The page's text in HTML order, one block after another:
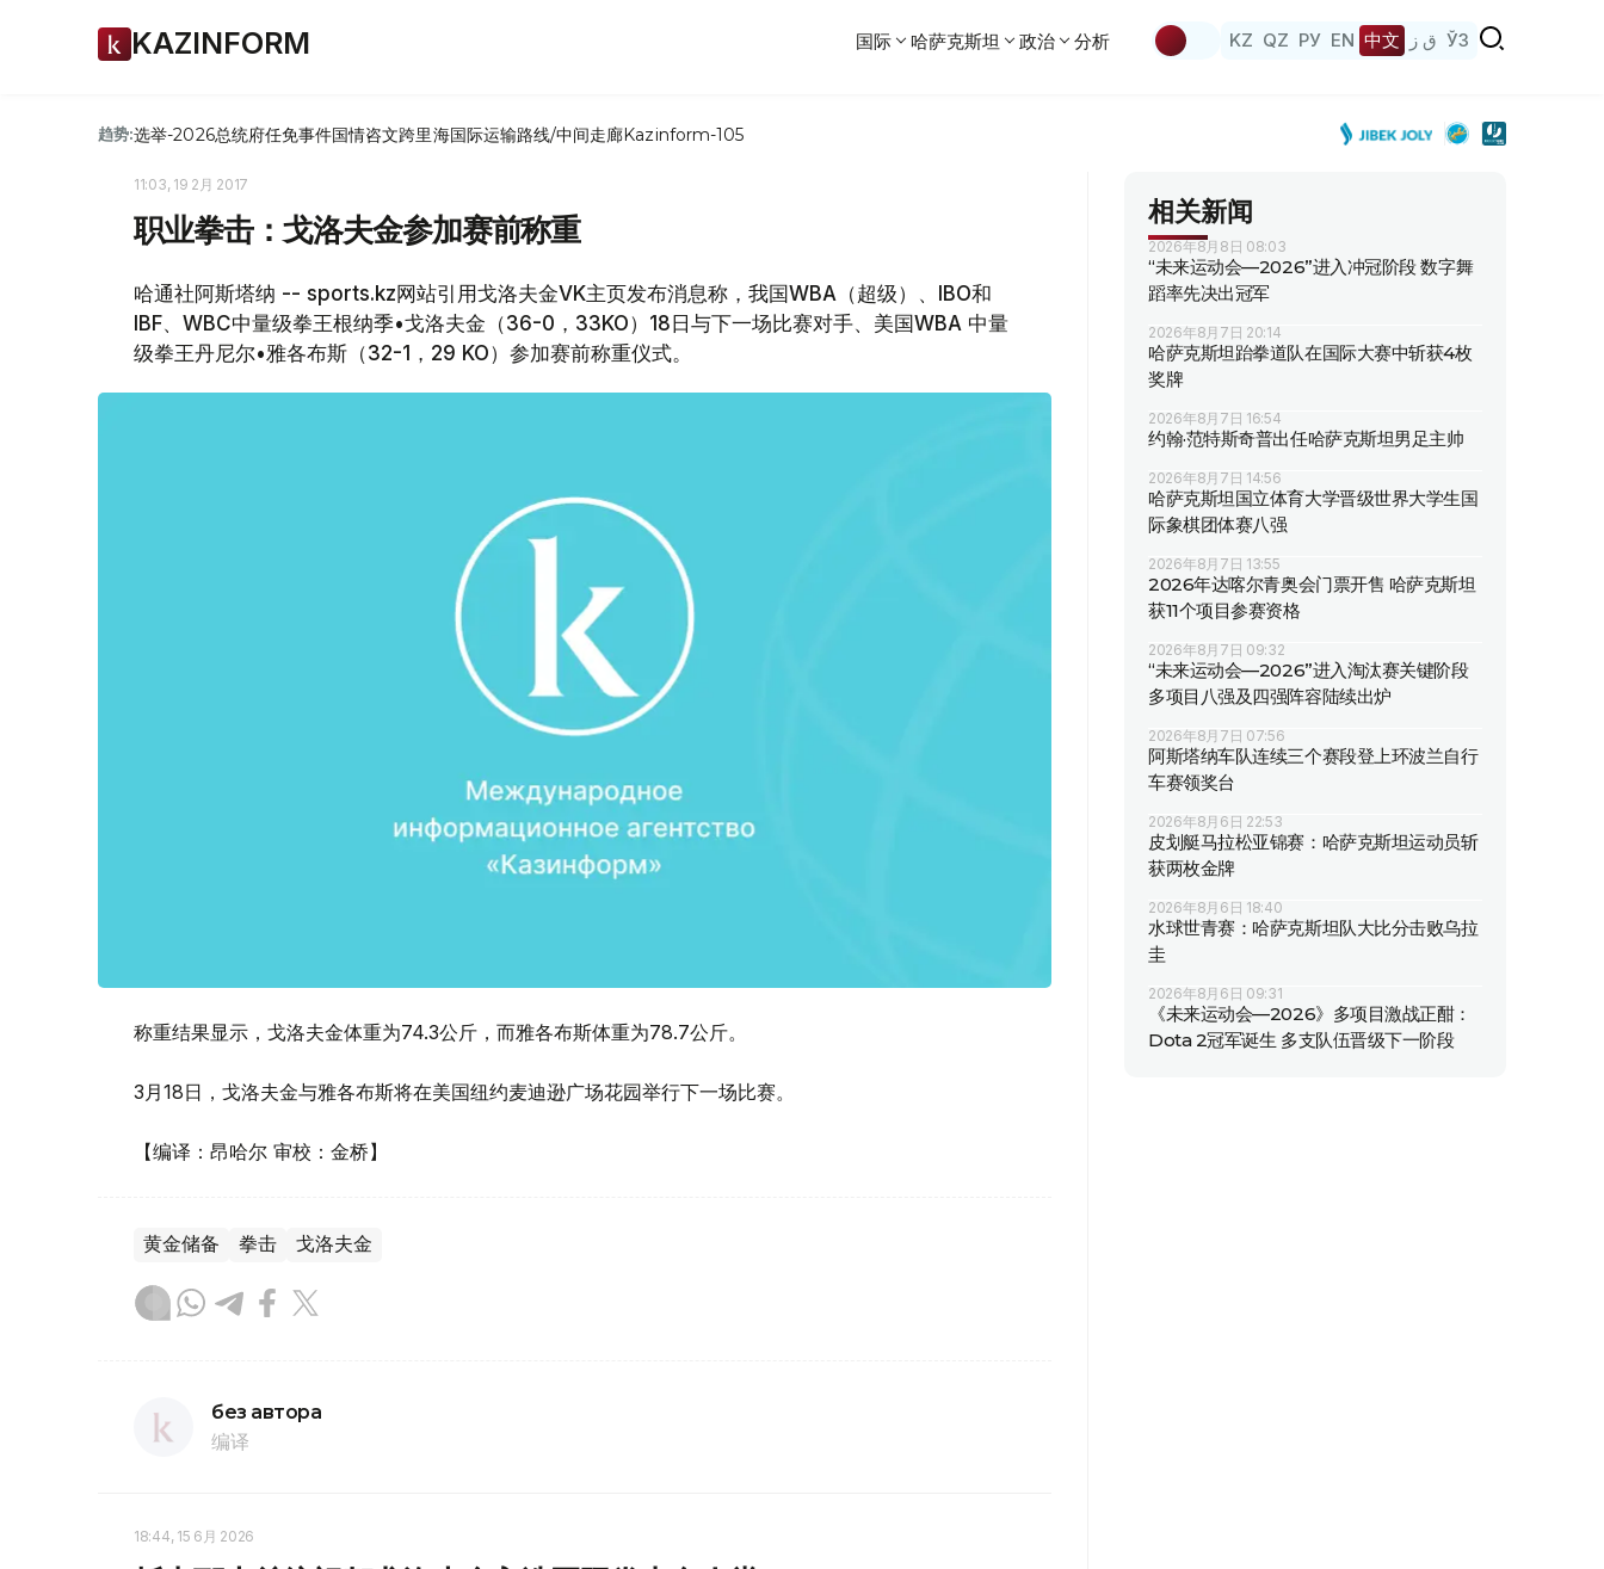
KAZINFORM 国际 哈萨克斯坦 政治 分析 KZ QZ РУ EN 中文 ق ز ЎЗ
趋势:选举-2026总统府任免事件国情咨文跨里海国际运输路线/中间走廊Kazinform-105
11:03, 19 2月 2017
职业拳击：戈洛夫金参加赛前称重
哈通社阿斯塔纳 -- sports.kz网站引用戈洛夫金VK主页发布消息称，我国WBA（超级）、IBO和
IBF、WBC中量级拳王根纳季•戈洛夫金（36-0，33KO）18日与下一场比赛对手、美国WBA 中量
级拳王丹尼尔•雅各布斯（32-1，29 KO）参加赛前称重仪式。
称重结果显示，戈洛夫金体重为74.3公斤，而雅各布斯体重为78.7公斤。
3月18日，戈洛夫金与雅各布斯将在美国纽约麦迪逊广场花园举行下一场比赛。
【编译：昂哈尔 审校：金桥】
黄金储备 拳击 戈洛夫金
без автора
编译
18:44, 15 6月 2026
相关新闻
2026年8月8日 08:03
“未来运动会—2026”进入冲冠阶段 数字舞
蹈率先决出冠军
2026年8月7日 20:14
哈萨克斯坦跆拳道队在国际大赛中斩获4枚
奖牌
2026年8月7日 16:54
约翰·范特斯奇普出任哈萨克斯坦男足主帅
2026年8月7日 14:56
哈萨克斯坦国立体育大学晋级世界大学生国
际象棋团体赛八强
2026年8月7日 13:55
2026年达喀尔青奥会门票开售 哈萨克斯坦
获11个项目参赛资格
2026年8月7日 09:32
“未来运动会—2026”进入淘汰赛关键阶段
多项目八强及四强阵容陆续出炉
2026年8月7日 07:56
阿斯塔纳车队连续三个赛段登上环波兰自行
车赛领奖台
2026年8月6日 22:53
皮划艇马拉松亚锦赛：哈萨克斯坦运动员斩
获两枚金牌
2026年8月6日 18:40
水球世青赛：哈萨克斯坦队大比分击败乌拉
圭
2026年8月6日 09:31
《未来运动会—2026》多项目激战正酣：
Dota 2冠军诞生 多支队伍晋级下一阶段